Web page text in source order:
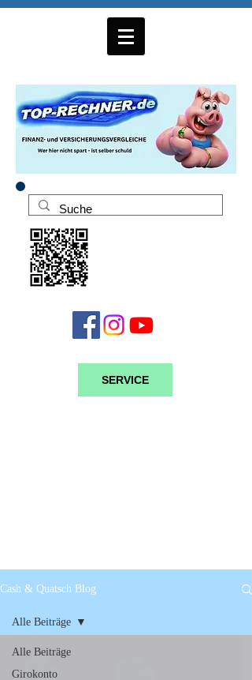
SERVICE
Cash & Quatsch Blog
Alle Beiträge
Girokonto
Alle Beiträge